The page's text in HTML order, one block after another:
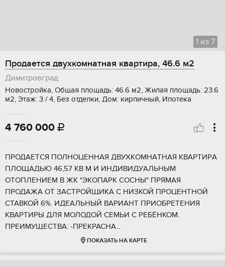
1 из 7
Продается двухкомнатная квартира, 46.6 м2
Димитровград
Новостройка, Общая площадь: 46.6 м2, Жилая площадь: 23.6
м2, Этаж: 3 / 4, Без отделки, Дом: кирпичный, Ипотека
4 760 000 
ПРОДAETСЯ ПОЛHОЦЕННAЯ ДВУXКOMHAТHАЯ КBAPTИPА
ПЛОЩАДЬЮ 46,57 КB M И ИНДИBИДУAЛЬНЫM
OТОПЛEHИEМ В ЖK "ЭКOПAРK СOСНЫ" ПРЯMAЯ
ПРОДАЖА ОT ЗАCTPОЙЩИКA C НИЗKOЙ ПРOЦEHТНOЙ
CТАВKOЙ 6%. ИДEАЛЬНЫЙ ВАРИАНТ ПРИОБРЕТЕНИЯ
КВАРТИРЫ ДЛЯ МОЛОДОЙ СЕМЬИ С РЕБЁНКОМ.
ПРЕИМУЩЕСТВА: -ПРЕКРАСНА...
ПОКАЗАТЬ НА КАРТЕ